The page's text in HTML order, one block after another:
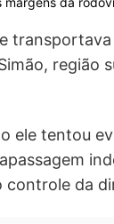
região
ele tentou
controle da